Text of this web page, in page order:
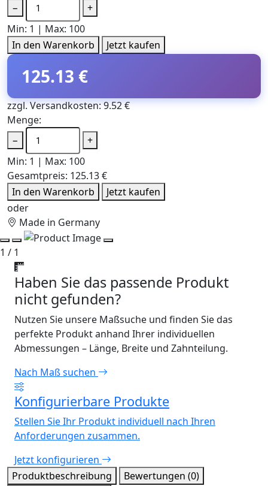
−
+
Min: 1 | Max: 100
In den Warenkorb
Jetzt kaufen
125.13 €
zzgl. Versandkosten: 9.52 €
Menge:
−
+
Min: 1 | Max: 100
Gesamtpreis: 125.13 €
In den Warenkorb
Jetzt kaufen
oder
Made in Germany
1 / 1
Haben Sie das passende Produkt
nicht gefunden?
Nutzen Sie unsere Maßsuche und finden Sie das
perfekte Produkt anhand Ihrer individuellen
Abmessungen – Länge, Breite und Zahnteilung.
Nach Maß suchen
Konfigurierbare Produkte
Stellen Sie Ihr Produkt individuell nach Ihren
Anforderungen zusammen.
Jetzt konfigurieren
Produktbeschreibung
Bewertungen (0)